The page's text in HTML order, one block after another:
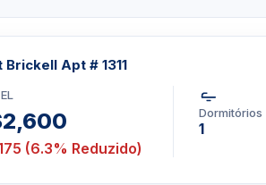
condomínio. Amenidades The Vue
a qualidade das coisas boas da vida. Um
que permitirá que seu corpo e mente
Uma piscina na cobertura e um
aproveitem o sol de Miami, enquanto
e da baía. Centro de mídia de última geração,
Brickell Apt # 1311
(6.3% Reduzido)
Dormitórios
1